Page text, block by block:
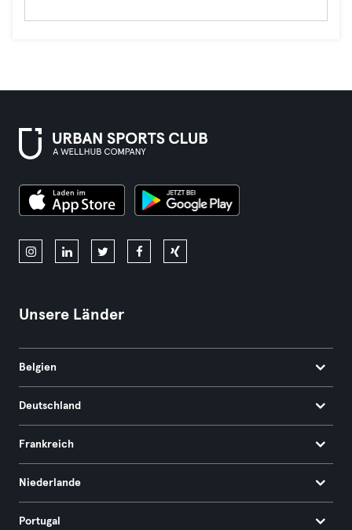
Unsere Länder
Belgien
Deutschland
Frankreich
Niederlande
Portugal